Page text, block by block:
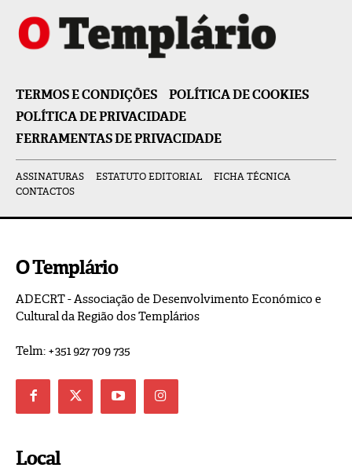
TERMOS E CONDIÇÕES
POLÍTICA DE COOKIES
POLÍTICA DE PRIVACIDADE
FERRAMENTAS DE PRIVACIDADE
ASSINATURAS ESTATUTO EDITORIAL
FICHA TÉCNICA
CONTACTOS
O Templário
ADECRT - Associação de Desenvolvimento Económico e
Cultural da Região dos Templários
Telm: +351 927 709 735
Local